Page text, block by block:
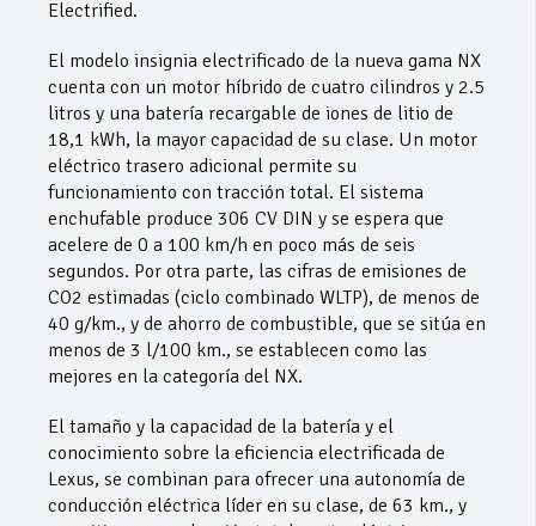
Electrified.
El modelo insignia electrificado de la nueva gama NX
cuenta con un motor híbrido de cuatro cilindros y 2.5
litros y una batería recargable de iones de litio de
18,1 kWh, la mayor capacidad de su clase. Un motor
eléctrico trasero adicional permite su
funcionamiento con tracción total. El sistema
enchufable produce 306 CV DIN y se espera que
acelere de 0 a 100 km/h en poco más de seis
segundos. Por otra parte, las cifras de emisiones de
CO2 estimadas (ciclo combinado WLTP), de menos de
40 g/km., y de ahorro de combustible, que se sitúa en
menos de 3 l/100 km., se establecen como las
mejores en la categoría del NX.
El tamaño y la capacidad de la batería y el
conocimiento sobre la eficiencia electrificada de
Lexus, se combinan para ofrecer una autonomía de
conducción eléctrica líder en su clase, de 63 km., y